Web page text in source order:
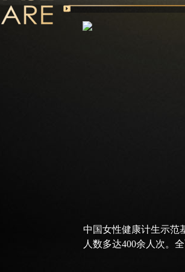
中国女性健康计生示范
人数多达400余人次。